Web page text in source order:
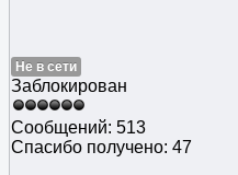
Не в сети
Заблокирован
Сообщений: 513
Спасибо получено: 47